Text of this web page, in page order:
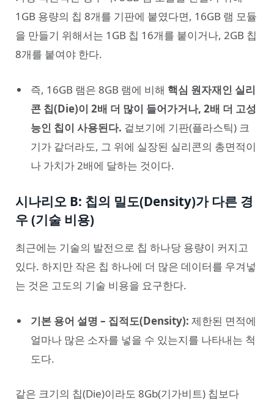
1GB 용량의 칩 8개를 기판에 붙였다면, 16GB 램 모듈
을 만들기 위해서는 1GB 칩 16개를 붙이거나, 2GB 칩
8개를 붙여야 한다.
즉, 16GB 램은 8GB 램에 비해 핵심 원자재인 실리
콘 칩(Die)이 2배 더 많이 들어가거나, 2배 더 고성
능인 칩이 사용된다. 겉보기에 기판(플라스틱) 크
기가 같더라도, 그 위에 실장된 실리콘의 총면적이
나 가치가 2배에 달하는 것이다.
시나리오 B: 칩의 밀도(Density)가 다른 경
우 (기술 비용)
최근에는 기술의 발전으로 칩 하나당 용량이 커지고
있다. 하지만 작은 칩 하나에 더 많은 데이터를 우겨넣
는 것은 고도의 기술 비용을 요구한다.
기본 용어 설명 – 집적도(Density): 제한된 면적에
얼마나 많은 소자를 넣을 수 있는지를 나타내는 척
도다.
같은 크기의 칩(Die)이라도 8Gb(기가비트) 칩보다